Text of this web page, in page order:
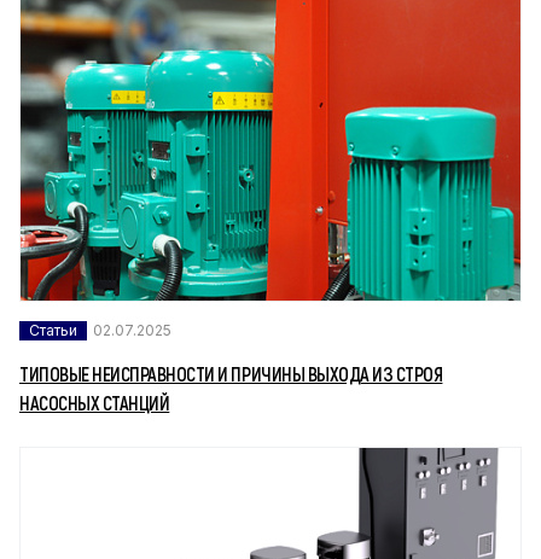
Статьи 02.07.2025
ТИПОВЫЕ НЕИСПРАВНОСТИ И ПРИЧИНЫ ВЫХОДА ИЗ СТРОЯ
НАСОСНЫХ СТАНЦИЙ